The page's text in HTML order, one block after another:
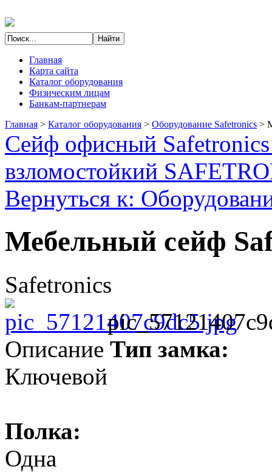
Главная
Карта сайта
Каталог оборудования
Физическим лицам
Банкам-партнерам
Главная > Каталог оборудования > Оборудование Safetronics >
Сейф офисный
взломостойкий
Вернуться к:
Мебельный сейф
Safetronics
Описание Тип замка:
Ключевой
Полка:
Одна